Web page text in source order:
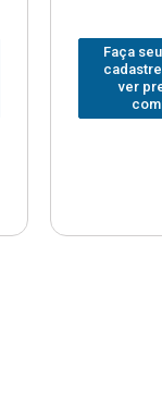
Faça
ver